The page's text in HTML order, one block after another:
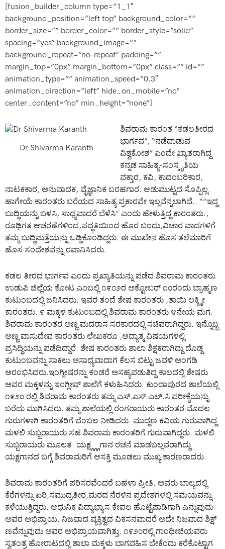
[fusion_builder_column type=”1_1″
background_position=”left top” background_color=””
border_size=”” border_color=”” border_style=”solid”
spacing=”yes” background_image=””
background_repeat=”no-repeat” padding=””
margin_top=”0px” margin_bottom=”0px” class=”” id=””
animation_type=”” animation_speed=”0.3″
animation_direction=”left” hide_on_mobile=”no”
center_content=”no” min_height=”none”]
Dr Shivarma Karanth
ಶಿವರಾಮ ಕಾರಂತ “ಕಡಲತೀರದ
ಭಾರ್ಗವ”, “ನಡೆದಾಡುವ
ವಿಶ್ವಕೋಶ” ಎಂದೇ ಖ್ಯಾತರಾಗಿದ್ದ
ಕನ್ನಡ ಸಾಹಿತ್ಯ-ಸಂಸ್ಕೃತಿಯ
ವಕ್ತಾರ, ಕವಿ, ಕಾದಂಬರಿಕಾರ,
ನಾಟಕಕಾರ, ಅನುವಾದಕ, ವೈಜ್ಞಾನಿಕ ಬರಹಗಾರ. ಆಡುಮುಟ್ಟದ ಸೊಪ್ಪಿಲ್ಲ.
ಹಾಗೇಯೆ ಕಾರಂತರು ಬರೆಯದ ಸಾಹಿತ್ಯ ಪ್ರಕಾರವೇ ಇಲ್ಲವೆನ್ನಲಾಗಿದೆ.. “”ಇದ್ದ
ಬುದ್ಧಿಯನ್ನು ಬಳಸಿ, ಸಾಧ್ಯವಾದರೆ ಬೆಳೆಸಿ” ಎಂದು ಹೇಳುತ್ತಿದ್ದ ಕಾರಂತರು.,
ರೂಢಿಗತ ಆಚರಣೆಗಳಿಂದ,ಪದ್ಧತಿಯಿಂದ ಹೊರ ಬಂದು,ವಿಚಾರ ವಾದಗಳಿಗೆ
ತಮ್ಮ ಬುದ್ಧಿಮತ್ತೆಯನ್ನು ಒಡ್ಡಿಕೊಂಡಿದ್ದರು. ಈ ಮುಖೇನ ಹೊಸ ತಲೆಮಾರಿಗೆ
ಹೊಸ ಸಂದೇಶವನ್ನು ರವಾನಿಸಿದರು.
ಕಡಲ ತೀರದ ಭಾರ್ಗವ ಎಂದು ಪ್ರಖ್ಯಾತಿಯನ್ನು ಪಡೆದ ಶಿವರಾಮ ಕಾರಂತರು
ಉಡುಪಿ ಜಿಲ್ಲೆಯ ಕೋಟ ಎಂಬಲ್ಲಿ ೧೯೦೨ರ ಅಕ್ಟೋಬರ್ ೧೦ರಂದು ಬ್ರಾಹ್ಮಣ
ಕುಟುಂಬದಲ್ಲಿ ಜನಿಸಿದರು. ಇವರ ತಂದೆ ಶೇಷ ಕಾರಂತರು ,ತಾಯಿ ಲಕ್ಶ್ಮೀ
ಕಾರಂತರು. ೯ ಮಕ್ಕಳ ಕುಟುಂಬದಲ್ಲಿ ಶಿವರಾಮ ಕಾರಂತರು ೪ನೇಯ ಮಗ.
ಶಿವರಾಮ ಕಾರಂತರ ಅಣ್ಣ ಮದರಾಸ ಸರಕಾರದಲ್ಲಿ ಸಚಿವರಾಗಿದ್ದರು. ಇನ್ನೊಬ್ಬ
ಅಣ್ಣ ವಾಸುದೇವ ಕಾರಂತರು ಲೇಖಕರೂ ,ಆದ್ಯಾತ್ಮ ವಿಷಯಗಳಲ್ಲಿ
ಪ್ರಸಿದ್ಧಿಯನ್ನು ಪಡೆದಿದ್ದಾರೆ. ಶೇಷ ಕಾರಂತರು ಶಾಲಾ ಶಿಕ್ಷಕರಾಗಿದ್ದು ದೊಡ್ದ
ಕುಟುಂಬವನ್ನು ಸಾಕಲು ಅಸಾಧ್ಯವಾದಾಗ ಕೆಲಸ ಬಿಟ್ಟು ಜವಳಿ ಅಂಗಡಿ
ಆರಂಭಿಸಿದರು.ಇಂಗ್ಲೀಷರನ್ನು ಕಂಡರೆ ಅಸಹ್ಯಪಡುತಿದ್ದ ಕಾಲದಲ್ಲಿ ಶೇಷರು
ಅವರ ಮಕ್ಕಳನ್ನು ಇಂಗ್ಲೀಷ್ ಶಾಲೆಗೆ ಕಳುಹಿಸಿದರು. ಕುಂದಾಪುರದ ಶಾಲೆಯಲ್ಲಿ
೧೯೨೦ ರಲ್ಲಿ ಶಿವರಾಮ ಕಾರಂತರು ತಮ್ಮ ಎಸ್.ಎಸ್.ಎಲ್.ಸಿ ಪರೀಕ್ಶೆಯನ್ನು
ಬರೆದು ಮುಗಿಸಿದರು. ತಮ್ಮ ಶಾಲೆಯಲ್ಲಿ ರಂಗರಾಯರು ಕಾರಂತರ ಮೊದಲ
ಗುರುಗಳಾಗಿ ಕಾರಂತರಿಗೆ ಬೆಂಬಲ ನೀಡಿದರು. ಮುದ್ದಣ ಕವಿಯ ಗುರುವಾಗಿದ್ದ
ಮಳಲಿ ಸುಬ್ಬರಾಯರು ಸಹ ಶಿವರಾಮ ಕಾರಂತರಿಗೆ ಗುರುವಾಗಿದ್ದರು. ಮಳಲಿ
ಸುಬ್ಬರಾಯರು ಮೂಲತ: ಯಕ್ಷ್ಗ್ಗ್ಗಗಾನ ರಚನೆ ಮಾಡಬಲ್ಲವರಾಗಿದ್ದು
ಯಕ್ಷಗಾನದ ಬಗ್ಗೆ ಶಿವರಾಮರಿಗೆ ಆಸಕ್ತಿ ಮೂಡಲು ಮುಖ್ಯ ಕಾರಣರಾದರು.
ಶಿವರಾಮ ಕಾರಂತರಿಗೆ ಪರಿಸರವೆಂದರೆ ಬಹಳಾ ಪ್ರೀತಿ. ಅವರು ಬಾಲ್ಯದಲ್ಲಿ
ಕೆರೆಗಳನ್ನು ಏರಿ,ಸಮುದ್ರತೀರ,ಮರದ ನೆರಳಿನ ಪ್ರದೇಶಗಳಲ್ಲಿ ಸಮಯವನ್ನು
ಕಳೆಯುತ್ತಿದ್ದರು. ಆಧುನಿಕ ವಿದ್ಯಾಭ್ಯಾಸ ಕೇವಲ ಹೊಟ್ಟೆಪಾಡಿಗಾಗಿ ಎನ್ನುವುದು
ಅವರ ಅಭಿಪ್ರಾಯ. ನಿಜವಾದ ವ್ಯಕ್ತಿತ್ವದ ವಿಕಸನವಾದರೆ ಅದೇ ನಿಜವಾದ ಶಿಕ್ಷ್
ಣವೆನ್ನುವುದು ಅವರ ಅಭಿಪ್ರಾಯವಾಗಿತ್ತು. ೧೯೨೦ರಲ್ಲಿ ಗಾಂಧೀಜಿಯವರು
ಸ್ವತಂತ್ರ ಹೋರಾಟದಲ್ಲಿ ಶಾಲಾ ಮಕ್ಕಳು ಬಾಗವಹಿಸ ಬೇಕೆಂದು ಕರೆಕೊಟ್ಟಾಗ